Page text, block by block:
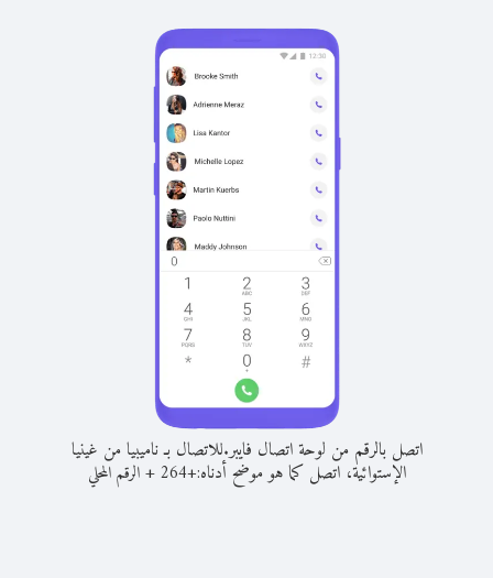
اتصل بالرقم من لوحة اتصال فايبر.للاتصال بـ ناميبيا من غينيا
الإستوائية، اتصل كما هو موضح أدناه:+
264
+الرقم المحلي